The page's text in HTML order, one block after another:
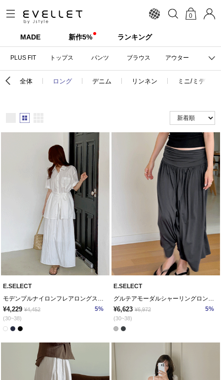
0
MADE 新作5% ランキング
PLUS FIT トップス パンツ ブラウス アウター
全体 ロング デニム リンネン ミニ/ミディ
E.SELECT
モデンプルナイロンフレアロングスカート
¥4,229 ¥4,452 5%
(30~38)
E.SELECT
グルテアモーダルシャーリングロングスカート
¥6,623 ¥6,972 5%
(30~38)